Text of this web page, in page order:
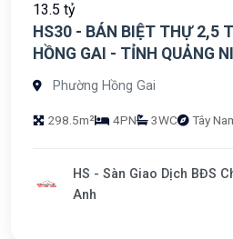
13.5 tỷ
HS30 - BÁN BIỆT THỰ 2,5
HỒNG GAI - TỈNH QUẢNG
Phường Hồng Gai
298.5m² 4PN 3WC Tây
HS - Sàn Giao Dịch BĐS
Anh